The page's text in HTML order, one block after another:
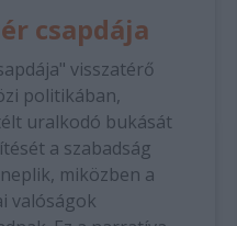
csapdája
visszatérő
politikában,
uralkodó bukását
a szabadság
miközben a
valóságok